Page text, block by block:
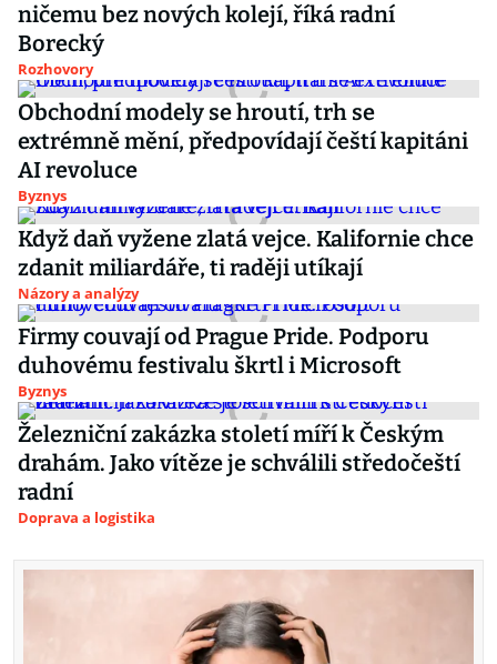
ničemu bez nových kolejí, říká radní
Borecký
Rozhovory
Obchodní modely se hroutí, trh se
extrémně mění, předpovídají čeští kapitáni
AI revoluce
Byznys
Když daň vyžene zlatá vejce. Kalifornie chce
zdanit miliardáře, ti raději utíkají
Názory a analýzy
Firmy couvají od Prague Pride. Podporu
duhovému festivalu škrtl i Microsoft
Byznys
Železniční zakázka století míří k Českým
drahám. Jako vítěze je schválili středočeští
radní
Doprava a logistika